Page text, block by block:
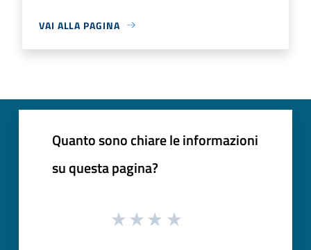
VAI ALLA PAGINA
Quanto sono chiare le informazioni
su questa pagina?